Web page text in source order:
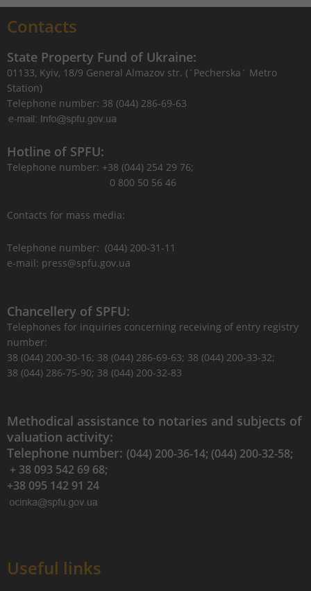
Contacts
State Property Fund of Ukraine:
01133, Kyiv, 18/9 General Almazov str. (`Pecherska` Metro
Station)
Telephone number: 38 (044) 286-69-63
Hotline of SPFU:
Telephone number: +38 (044) 254 29 76;
0 800 50 56 46
Contacts for mass media:
Telephone number: (044) 200-31-11
e-mail: press@spfu.gov.ua
Chancellery of SPFU:
Telephones for inquiries concerning receiving of entry registry
number:
38 (044) 200-30-16; 38 (044) 286-69-63; 38 (044) 200-33-32;
38 (044) 286-75-90; 38 (044) 200-32-83
Methodical assistance to notaries and subjects of
valuation activity:
Telephone number: (044) 200-36-14; (044) 200-32-58;
+ 38 093 542 69 68;
+38 095 142 91 24
Useful links